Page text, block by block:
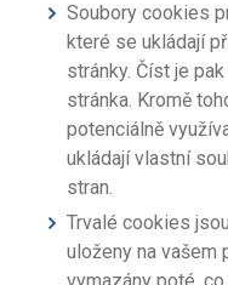
Soubory cookies
které se ukládají
stránky. Číst je
stránka. Kromě
potenciálně
ukládají vlastní
stran.
Trvalé cookies
uloženy na vašem